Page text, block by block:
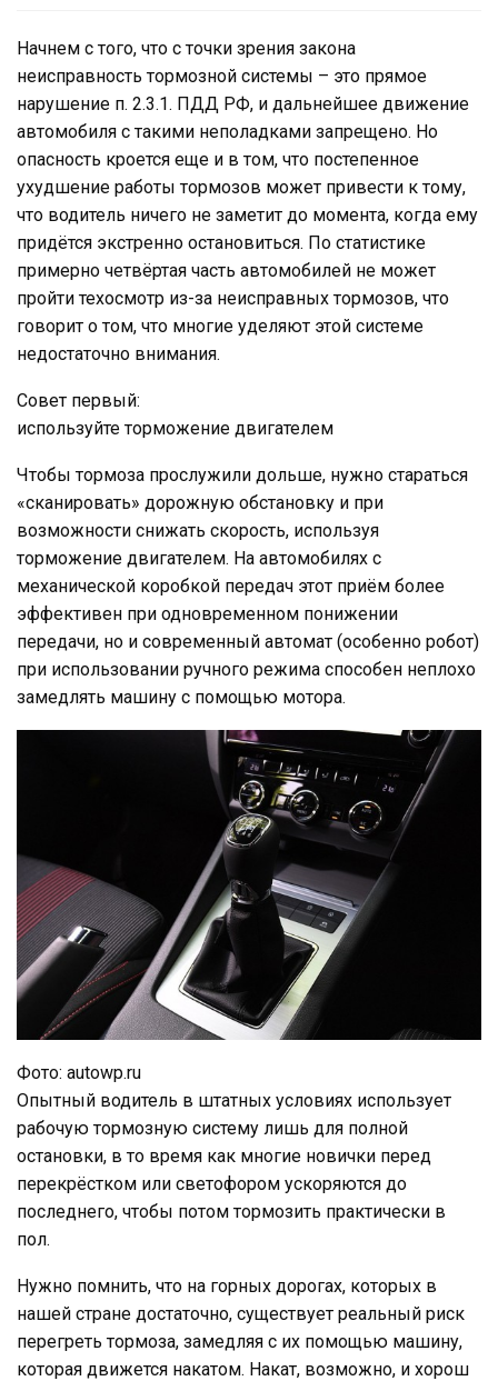
Начнем с того, что с точки зрения закона
неисправность тормозной системы – это прямое
нарушение п. 2.3.1. ПДД РФ, и дальнейшее движение
автомобиля с такими неполадками запрещено. Но
опасность кроется еще и в том, что постепенное
ухудшение работы тормозов может привести к тому,
что водитель ничего не заметит до момента, когда ему
придётся экстренно остановиться. По статистике
примерно четвёртая часть автомобилей не может
пройти техосмотр из-за неисправных тормозов, что
говорит о том, что многие уделяют этой системе
недостаточно внимания.
Совет первый:
используйте торможение двигателем
Чтобы тормоза прослужили дольше, нужно стараться
«сканировать» дорожную обстановку и при
возможности снижать скорость, используя
торможение двигателем. На автомобилях с
механической коробкой передач этот приём более
эффективен при одновременном понижении
передачи, но и современный автомат (особенно робот)
при использовании ручного режима способен неплохо
замедлять машину с помощью мотора.
Фото: autowp.ru
Опытный водитель в штатных условиях использует
рабочую тормозную систему лишь для полной
остановки, в то время как многие новички перед
перекрёстком или светофором ускоряются до
последнего, чтобы потом тормозить практически в
пол.
Нужно помнить, что на горных дорогах, которых в
нашей стране достаточно, существует реальный риск
перегреть тормоза, замедляя с их помощью машину,
которая движется накатом. Накат, возможно, и хорош